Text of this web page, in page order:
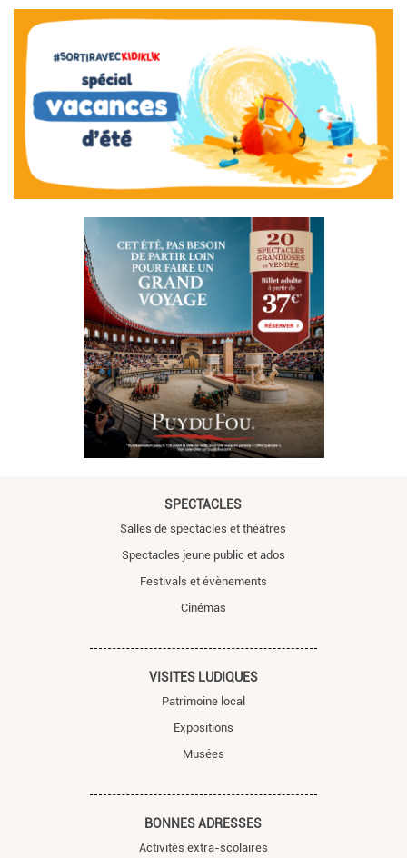
SPECTACLES
Salles de spectacles et théâtres
Spectacles jeune public et ados
Festivals et évènements
Cinémas
VISITES LUDIQUES
Patrimoine local
Expositions
Musées
BONNES ADRESSES
Activités extra-scolaires